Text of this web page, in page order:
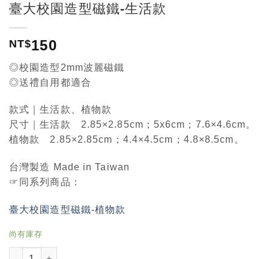
臺大校園造型磁鐵-生活款
NT$150
◎校園造型2mm波麗磁鐵
◎送禮自用都適合
款式｜生活款、植物款
尺寸｜生活款 2.85×2.85cm；5x6cm；7.6×4.6cm。
植物款 2.85×2.85cm；4.4×4.5cm；4.8×8.5cm。
台灣製造 Made in Taiwan
☞同系列商品：
臺大校園造型磁鐵-植物款
尚有庫存
臺大校園造型磁鐵-生活款 數量